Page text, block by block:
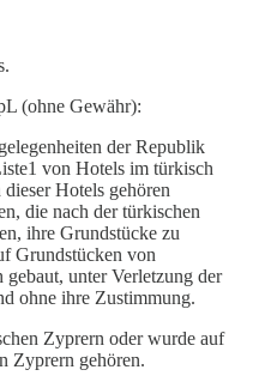
(ohne Gewähr):
der Republik
von Hotels im türkisch
Hotels gehören
die nach der türkischen
ihre Grundstücke zu
Grundstücken von
unter Verletzung der
ohne ihre Zustimmung.
Zyprern oder wurde auf
Zyprern gehören.